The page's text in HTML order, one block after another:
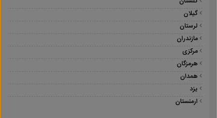
گیلان
لرستان
مازندران
مرکزی
هرمزگان
همدان
یزد
ارمنستان